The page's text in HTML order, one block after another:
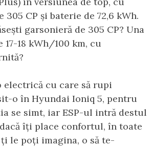
305 CP și baterie de 72,6 kWh.
garsonieră de 305 CP? Una
17-18 kWh/100 km, cu
electrică cu care să rupi
o în Hyundai Ioniq 5, pentru
se simt, iar ESP-ul intră destul
îți place confortul, în toate
le poți imagina, o să te-